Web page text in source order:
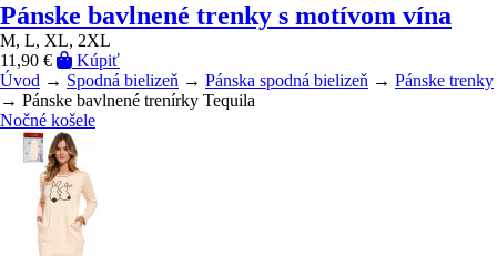
Pánske bavlnené trenky s motívom vína
M, L, XL, 2XL
11,90 €
Kúpiť
Úvod → Spodná bielizeň → Pánska spodná bielizeň → Pánske trenky
→ Pánske bavlnené trenírky Tequila
Nočné košele